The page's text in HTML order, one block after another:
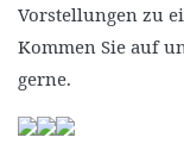
Vorstellungen zu
Kommen Sie auf
gerne.